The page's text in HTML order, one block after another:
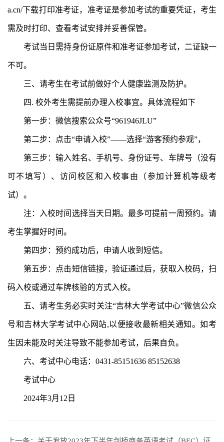
a.cn/下载打印准考证，准考证是参加考试的重要凭证，考生
需及时打印、查看考试安排并妥善保管。
考试当日需持身份证原件和准考证参加考试，二证缺一
不可。
三、请考生在考试前做好个人健康监测及防护。
四. 校外考生需提前办理入校事宜。具体流程如下
第一步：微信搜索公众号“961946JLU”
第二步：点击“申请入校”——选择“游客预约参观”，
第三步：输入姓名、手机号、身份证号、车牌号（没有
可不填写）、访问校区和入校事由（参加计算机等级考
试）。
注：入校时间选择当天日期。最多可提前一周预约。请
考生掌握好时间。
第四步：预约成功后，申请人收到短信。
第五步：点击短信链接，验证通过后，获取入校码，扫
码入校或通过车牌核验的方式入校。
五、请考生务必实时关注“吉林大学考试中心”微信公众
号和吉林大学考试中心网站,以便接收最新相关通知。如考
生因未能及时关注导致不能参加考试，后果自负。
六、考试中心电话：0431-85151636 85152638
考试中心
2024年3月12日